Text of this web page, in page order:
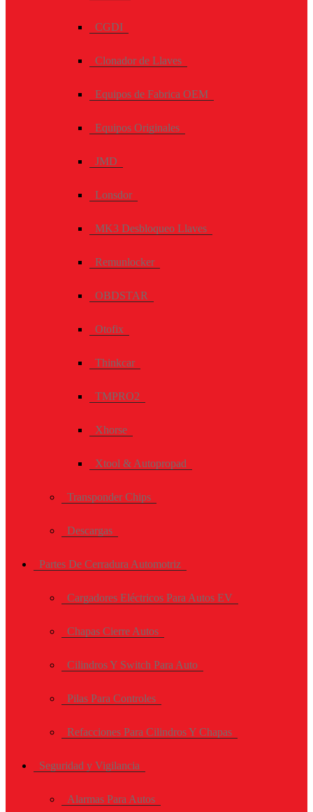
CGDI
Clonador de Llaves
Equipos de Fabrica OEM
Equipos Originales
JMD
Lonsdor
MK3 Desbloqueo Llaves
Remunlocker
OBDSTAR
Otofix
Thinkcar
TMPRO2
Xhorse
Xtool & Autopropad
Transponder Chips
Descargas
Partes De Cerradura Automotriz
Cargadores Eléctricos Para Autos EV
Chapas Cierre Autos
Cilindros Y Switch Para Auto
Pilas Para Controles
Refacciones Para Cilindros Y Chapas
Seguridad y Vigilancia
Alarmas Para Autos